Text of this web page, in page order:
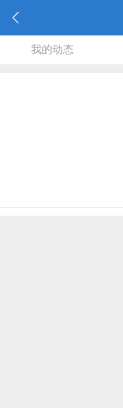
我的动态